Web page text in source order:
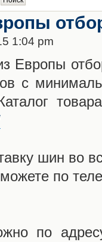
1:04 pm
Европы
с
шин во
по
по